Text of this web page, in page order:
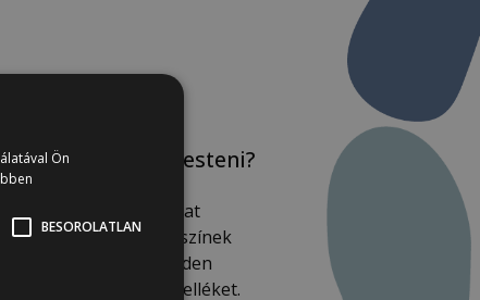
is mit fogsz festeni?
Nézz körbe a Nemiskacat
válogass a színek
és szerezz be minden
szükséges kelléket.
Ön
BESOROLATLAN